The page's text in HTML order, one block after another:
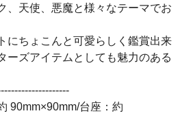
、天使、悪魔と様々なテーマでお
にちょこんと可愛らしく鑑賞出来
ーズアイテムとしても魅力のある
90mm×90mm/台座：約